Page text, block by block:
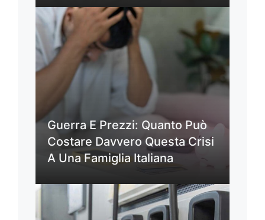
Guerra E Prezzi: Quanto Può
Costare Davvero Questa Crisi
A Una Famiglia Italiana